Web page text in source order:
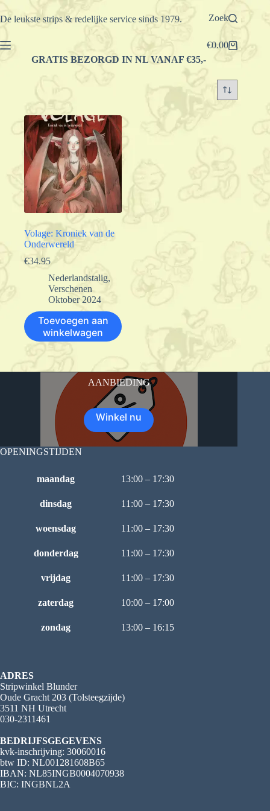
Ga
naar
De leukste strips & redelijke service sinds 1979. Zoek
Winkelwagen
€0.00
GRATIS BEZORGD IN NL VANAF €35,-
Volage: Kroniek van de
Onderwereld
€34.95
Nederlandstalig,
Verschenen
Oktober 2024
Toevoegen aan
winkelwagen
AANBIEDING
Winkel nu
OPENINGSTIJDEN
maandag 13:00 – 17:30
dinsdag 11:00 – 17:30
woensdag 11:00 – 17:30
donderdag 11:00 – 17:30
vrijdag 11:00 – 17:30
zaterdag 10:00 – 17:00
zondag 13:00 – 16:15
ADRES
Stripwinkel Blunder
Oude Gracht 203 (Tolsteegzijde)
3511 NH Utrecht
030-2311461
BEDRIJFSGEGEVENS
kvk-inschrijving: 30060016
btw ID: NL001281608B65
IBAN: NL85INGB0004070938
BIC: INGBNL2A